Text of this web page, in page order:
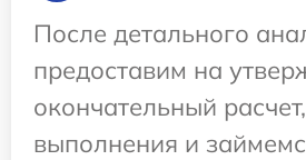
После детального
предоставим на
окончательный
выполнения и